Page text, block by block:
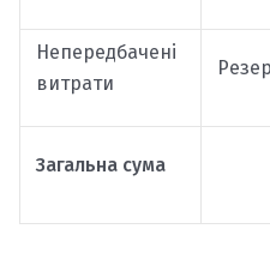
Непередбачені
витрати
Загальна сума